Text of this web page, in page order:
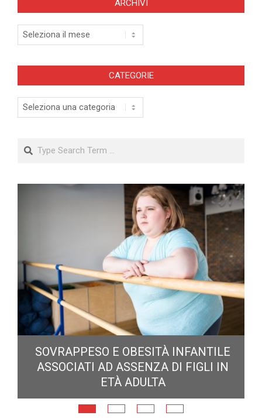
ARCHIVI
Archivi
CATEGORIE
Categorie
Search
SOVRAPPESO E OBESITÀ INFANTILE
ASSOCIATI AD ASSENZA DI FIGLI IN
ETÀ ADULTA